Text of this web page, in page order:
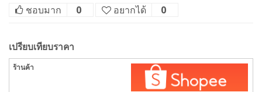
ชอบมาก 0 อยากได้ 0
เปรียบเทียบราคา